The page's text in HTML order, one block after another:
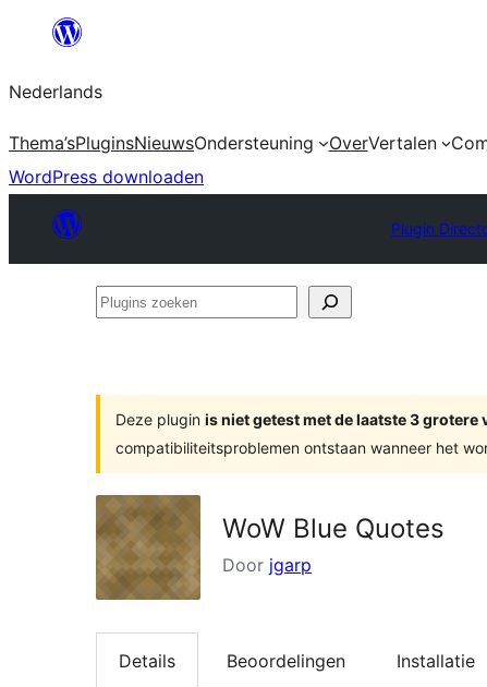
de
inhoud
Nederlands
Thema’sPluginsNieuwsOndersteuning OverVertalen
WordPress downloaden
Plugin
Plugins
Deze plugin is niet getest met de laatste 3 grotere
compatibiliteitsproblemen ontstaan wanneer het
WoW Blue Quotes
Door jgarp
Details Beoordelingen Installatie